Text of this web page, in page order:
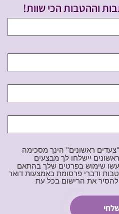
וההטבות הכי שוות!
ראשונים" הינך מסכימה
יישלחו לך מבצעים
ויעשו שימוש בפרטים שלך בהתאם
ודברי פרסומת באמצעות דואר